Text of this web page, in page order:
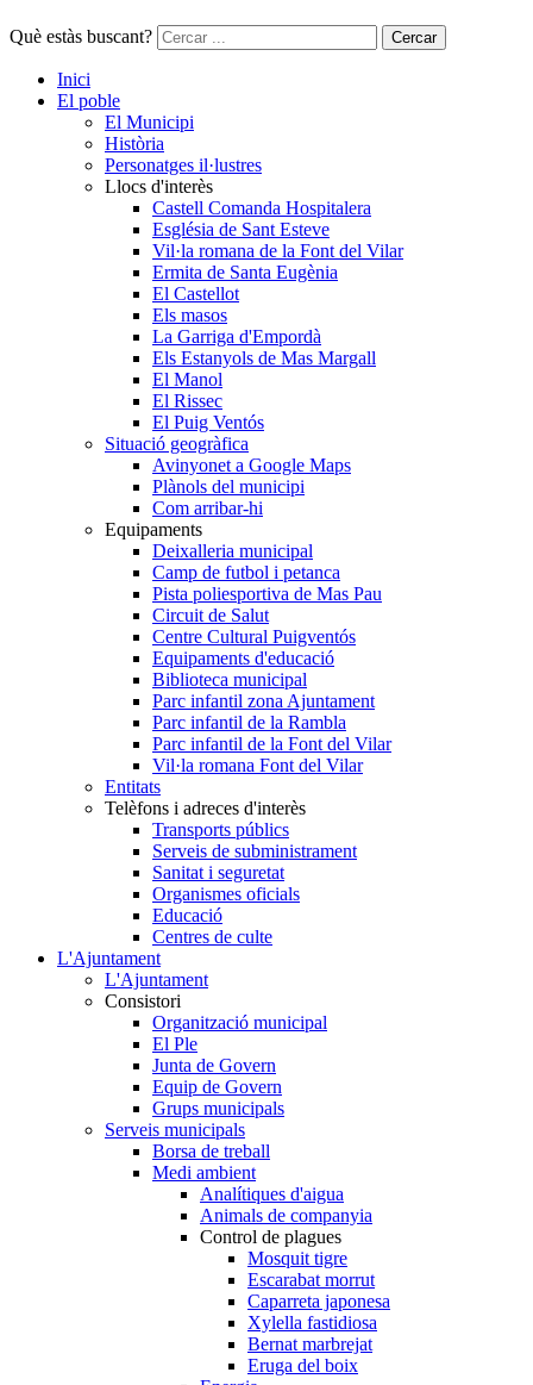
Què estàs buscant? Cercar
Inici
El poble
El Municipi
Història
Personatges il·lustres
Llocs d'interès
Castell Comanda Hospitalera
Església de Sant Esteve
Vil·la romana de la Font del Vilar
Ermita de Santa Eugènia
El Castellot
Els masos
La Garriga d'Empordà
Els Estanyols de Mas Margall
El Manol
El Rissec
El Puig Ventós
Situació geogràfica
Avinyonet a Google Maps
Plànols del municipi
Com arribar-hi
Equipaments
Deixalleria municipal
Camp de futbol i petanca
Pista poliesportiva de Mas Pau
Circuit de Salut
Centre Cultural Puigventós
Equipaments d'educació
Biblioteca municipal
Parc infantil zona Ajuntament
Parc infantil de la Rambla
Parc infantil de la Font del Vilar
Vil·la romana Font del Vilar
Entitats
Telèfons i adreces d'interès
Transports públics
Serveis de subministrament
Sanitat i seguretat
Organismes oficials
Educació
Centres de culte
L'Ajuntament
L'Ajuntament
Consistori
Organització municipal
El Ple
Junta de Govern
Equip de Govern
Grups municipals
Serveis municipals
Borsa de treball
Medi ambient
Analítiques d'aigua
Animals de companyia
Control de plagues
Mosquit tigre
Escarabat morrut
Caparreta japonesa
Xylella fastidiosa
Bernat marbrejat
Eruga del boix